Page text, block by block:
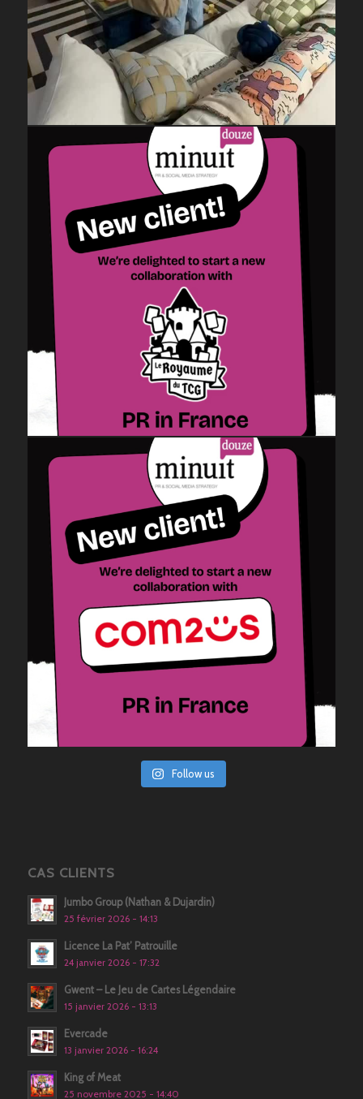
Follow us
CAS CLIENTS
Jumbo Group (Nathan & Dujardin)
25 février 2026 - 14:13
Licence La Pat’ Patrouille
24 janvier 2026 - 17:32
Gwent – Le Jeu de Cartes Légendaire
15 janvier 2026 - 13:13
Evercade
13 janvier 2026 - 16:24
King of Meat
25 novembre 2025 - 14:40